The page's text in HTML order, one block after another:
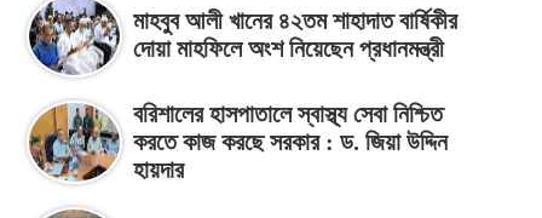
মাহবুব আলী খানের ৪২তম শাহাদাত বার্ষিকীর
দোয়া মাহফিলে অংশ নিয়েছেন প্রধানমন্ত্রী
বরিশালের হাসপাতালে স্বাস্থ্য সেবা নিশ্চিত
করতে কাজ করছে সরকার : ড. জিয়া উদ্দিন
হায়দার